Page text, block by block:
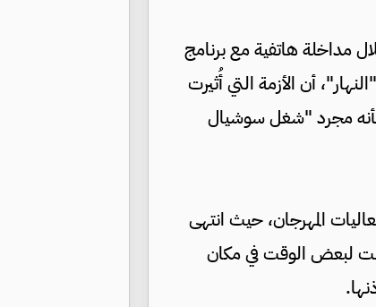
مداخلة هاتفية مع برنامج
أن الأزمة التي أُثيرت
بأنه مجرد "شغل سوشيال
المهرجان، حيث انتهى
لبعض الوقت في مكان